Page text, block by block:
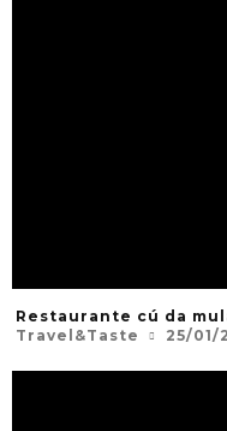
Restaurante cú da
Travel&Taste
25/01/